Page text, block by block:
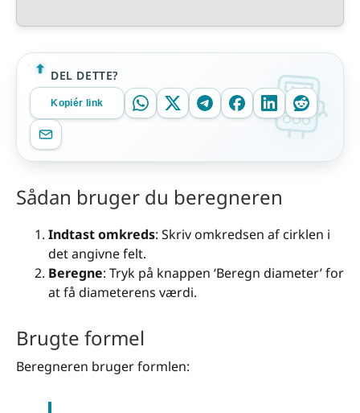
DEL DETTE?
Kopiér link
Sådan bruger du beregneren
Indtast omkreds: Skriv omkredsen af cirklen i
det angivne felt.
Beregne: Tryk på knappen ‘Beregn diameter’ for
at få diameterens værdi.
Brugte formel
Beregneren bruger formlen: